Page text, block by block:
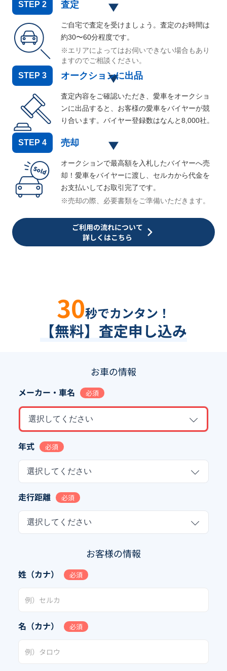
STEP 2 査定
ご自宅で査定を受けましょう。査定のお時間は
約30〜60分程度です。
※エリアによってはお伺いできない場合もあり
ますのでご相談ください。
STEP 3 オークションに出品
査定内容をご確認いただき、愛車をオークショ
ンに出品すると、お客様の愛車をバイヤーが競
り合います。バイヤー登録数はなんと8,000社。
STEP 4 売却
オークションで最高額を入札したバイヤーへ売
却！愛車をバイヤーに渡し、セルカから代金を
お支払いしてお取引完了です。
※売却の際、必要書類をご準備いただきます。
ご利用の流れについて
詳しくはこちら
30秒でカンタン！
【無料】査定申し込み
お車の情報
メーカー・車名 必須
選択してください
年式 必須
選択してください
走行距離 必須
選択してください
お客様の情報
姓（カナ） 必須
名（カナ） 必須